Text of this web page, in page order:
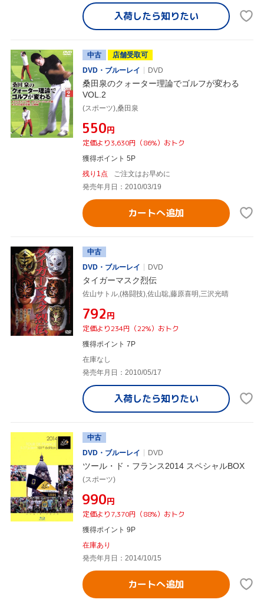
入荷したら知りたい
中古
店舗受取可
DVD・ブルーレイ
DVD
桑田泉のクォーター理論でゴルフが変わる
VOL.2
(スポーツ),桑田泉
¥550円
定価より3,630円（86%）おトク
獲得ポイント 5P
残り1点
ご注文はお早めに
発売年月日：2010/03/19
カートへ追加
中古
DVD・ブルーレイ
DVD
タイガーマスク烈伝
佐山サトル,(格闘技),佐山聡,藤原喜明,三沢光晴
¥792円
定価より234円（22%）おトク
獲得ポイント 7P
在庫なし
発売年月日：2010/05/17
入荷したら知りたい
中古
DVD・ブルーレイ
DVD
ツール・ド・フランス2014 スペシャルBOX
(スポーツ)
¥990円
定価より7,370円（88%）おトク
獲得ポイント 9P
在庫あり
発売年月日：2014/10/15
カートへ追加